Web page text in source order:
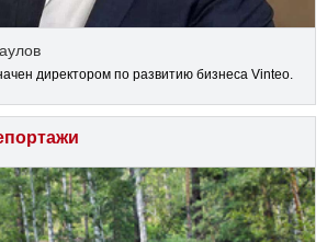
директором по развитию бизнеса Vinteo.